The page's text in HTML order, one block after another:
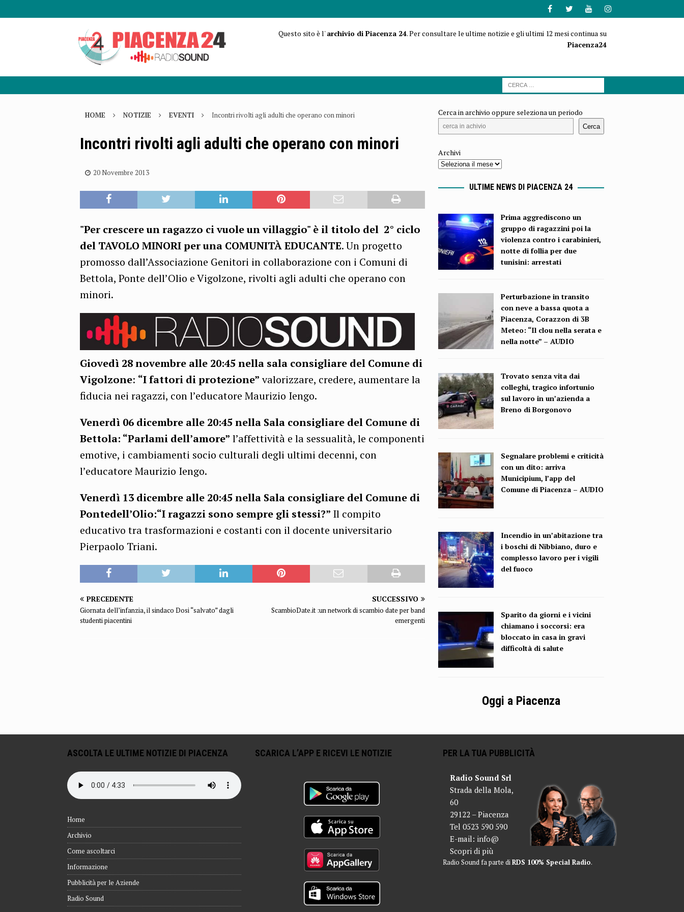
Questo sito è l'archivio di Piacenza 24. Per consultare le ultime notizie e gli ultimi 12 mesi continua su
Piacenza24
HOME NOTIZIE EVENTI Incontri rivolti agli adulti che operano con minori
Incontri rivolti agli adulti che operano con minori
20 Novembre 2013
"Per crescere un ragazzo ci vuole un villaggio" è il titolo del 2° ciclo
del TAVOLO MINORI per una COMUNITÀ EDUCANTE. Un progetto
promosso dall’Associazione Genitori in collaborazione con i Comuni di
Bettola, Ponte dell’Olio e Vigolzone, rivolti agli adulti che operano con
minori.
Giovedì 28 novembre alle 20:45 nella sala consigliare del Comune di
Vigolzone: “I fattori di protezione”valorizzare, credere, aumentare la
fiducia nei ragazzi, con l’educatore Maurizio Iengo.
Venerdì 06 dicembre alle 20:45 nella Sala consigliare del Comune di
Bettola: “Parlami dell’amore” l’affettività e la sessualità, le componenti
emotive, i cambiamenti socio culturali degli ultimi decenni, con
l’educatore Maurizio Iengo.
Venerdì 13 dicembre alle 20:45 nella Sala consigliare del Comune di
Pontedell’Olio:“I ragazzi sono sempre gli stessi?” Il compito
educativo tra trasformazioni e costanti con il docente universitario
Pierpaolo Triani.
PRECEDENTE
Giornata dell’infanzia, il sindaco Dosi “salvato” dagli
studenti piacentini
SUCCESSIVO
ScambioDate.it :un network di scambio date per band
emergenti
Cerca in archivio oppure seleziona un periodo
Cerca
Archivi
ULTIME NEWS DI PIACENZA 24
Prima aggrediscono un
gruppo di ragazzini poi la
violenza contro i carabinieri,
notte di follia per due
tunisini: arrestati
Perturbazione in transito
con neve a bassa quota a
Piacenza, Corazzon di 3B
Meteo: “Il clou nella serata e
nella notte” – AUDIO
Trovato senza vita dai
colleghi, tragico infortunio
sul lavoro in un’azienda a
Breno di Borgonovo
Segnalare problemi e criticità
con un dito: arriva
Municipium, l’app del
Comune di Piacenza – AUDIO
Incendio in un’abitazione tra
i boschi di Nibbiano, duro e
complesso lavoro per i vigili
del fuoco
Sparito da giorni e i vicini
chiamano i soccorsi: era
bloccato in casa in gravi
difficoltà di salute
Oggi a Piacenza
ASCOLTA LE ULTIME NOTIZIE DI PIACENZA
Home
Archivio
Come ascoltarci
Informazione
Pubblicità per le Aziende
Radio Sound
SCARICA L’APP E RICEVI LE NOTIZIE PER LA TUA PUBBLICITÀ
Radio Sound Srl
Strada della Mola,
60
29122 – Piacenza
Tel 0523 590 590
E-mail: info@
Scopri di più
Radio Sound fa parte diRDS 100% Special Radio.